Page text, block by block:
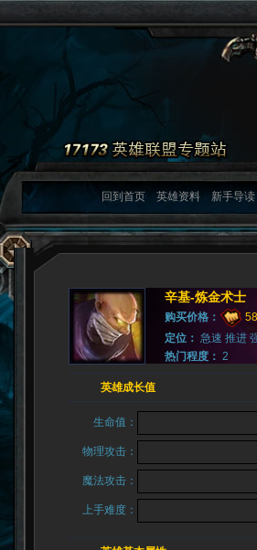
回到首页 英雄资料 新手导读
辛基-炼金术士
购买价格：
定位： 急速 推进
热门程度： 2
英雄成长值
生命值：
物理攻击：
魔法攻击：
上手难度：